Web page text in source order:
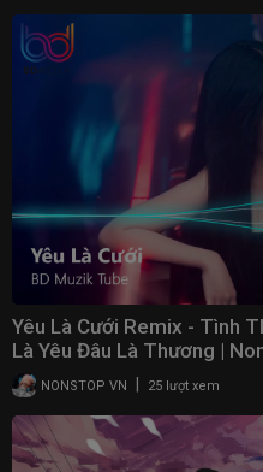
Yêu Là Cưới Remix - Tình
Là Yêu Đâu Là Thương |
NONSTOP VN 25 lượt xem